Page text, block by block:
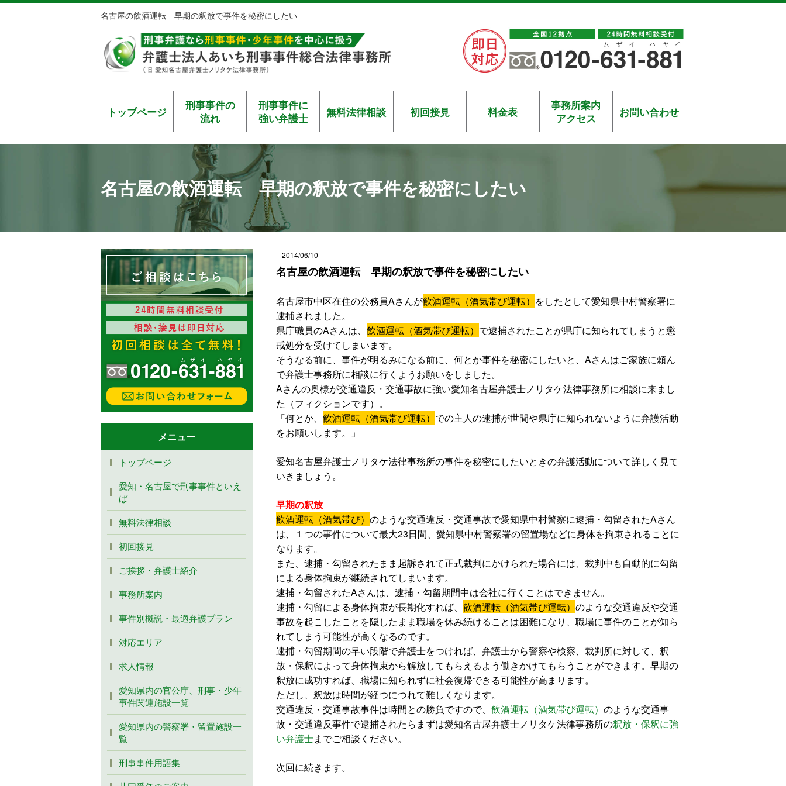
名古屋の飲酒運転 早期の釈放で事件を秘密にしたい
トップページ
刑事事件の
流れ
刑事事件に
強い弁護士
無料法律相談 初回接見 料金表
事務所案内
アクセス
お問い合わせ
名古屋の飲酒運転 早期の釈放で事件を秘密にしたい
2014/06/10
名古屋の飲酒運転 早期の釈放で事件を秘密にしたい
名古屋市中区在住の公務員Aさんが飲酒運転（酒気帯び運転） をしたとして愛知県中村警察署に
逮捕されました。
県庁職員のAさんは、 飲酒運転（酒気帯び運転） で逮捕されたことが県庁に知られてしまうと懲
戒処分を受けてしまいます。
そうなる前に、事件が明るみになる前に、何とか事件を秘密にしたいと、Aさんはご家族に頼ん
で弁護士事務所に相談に行くようお願いをしました。
Aさんの奥様が交通違反・交通事故に強い愛知名古屋弁護士ノリタケ法律事務所に相談に来まし
た（フィクションです）。
「何とか、 飲酒運転（酒気帯び運転） での主人の逮捕が世間や県庁に知られないように弁護活動
をお願いします。」
愛知名古屋弁護士ノリタケ法律事務所の事件を秘密にしたいときの弁護活動について詳しく見て
いきましょう。
早期の釈放
飲酒運転（酒気帯び） のような交通違反・交通事故で愛知県中村警察に逮捕・勾留されたAさん
は、１つの事件について最大23日間、愛知県中村警察署の留置場などに身体を拘束されることに
なります。
また、逮捕・勾留されたまま起訴されて正式裁判にかけられた場合には、裁判中も自動的に勾留
による身体拘束が継続されてしまいます。
逮捕・勾留されたAさんは、逮捕・勾留期間中は会社に行くことはできません。
逮捕・勾留による身体拘束が長期化すれば、 飲酒運転（酒気帯び運転） のような交通違反や交通
事故を起こしたことを隠したまま職場を休み続けることは困難になり、職場に事件のことが知ら
れてしまう可能性が高くなるのです。
逮捕・勾留期間の早い段階で弁護士をつければ、弁護士から警察や検察、裁判所に対して、釈
放・保釈によって身体拘束から解放してもらえるよう働きかけてもらうことができます。早期の
釈放に成功すれば、職場に知られずに社会復帰できる可能性が高まります。
ただし、釈放は時間が経つにつれて難しくなります。
交通違反・交通事故事件は時間との勝負ですので、 飲酒運転（酒気帯び運転） のような交通事
故・交通違反事件で逮捕されたらまずは愛知名古屋弁護士ノリタケ法律事務所の釈放・保釈に強
い弁護士までご相談ください。
次回に続きます。
メニュー
トップページ
愛知・名古屋で刑事事件といえ
ば
無料法律相談
初回接見
ご挨拶・弁護士紹介
事務所案内
事件別概説・最適弁護プラン
対応エリア
求人情報
愛知県内の官公庁、刑事・少年
事件関連施設一覧
愛知県内の警察署・留置施設一
覧
刑事事件用語集